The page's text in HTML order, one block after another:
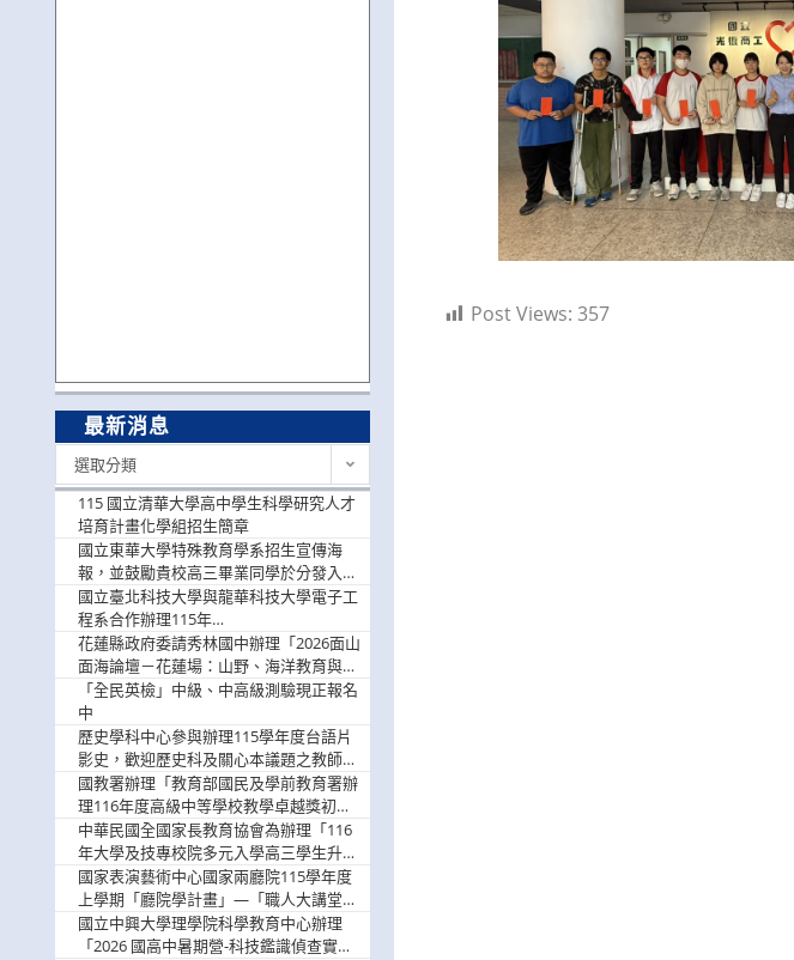
Post Views: 357
最新消息
選取分類
115 國立清華大學高中學生科學研究人才
培育計畫化學組招生簡章
國立東華大學特殊教育學系招生宣傳海
報，並鼓勵貴校高三畢業同學於分發入學
階段踴躍選填。
國立臺北科技大學與龍華科技大學電子工
程系合作辦理115年
「115.08.10~08.12「AI賦能應用於智慧半
導體研習營」，歡迎學生踴躍報名參加
花蓮縣政府委請秀林國中辦理「2026面山
面海論壇－花蓮場：山野、海洋教育與戶
外安全實務課程」，歡迎踴躍報名參加
「全民英檢」中級、中高級測驗現正報名
中
歷史學科中心參與辦理115學年度台語片
影史，歡迎歷史科及關心本議題之教師踴
躍報名參加
國教署辦理「教育部國民及學前教育署辦
理116年度高級中等學校教學卓越獎初選
實施計畫」，鼓勵教師踴躍報名
中華民國全國家長教育協會為辦理「116
年大學及技專校院多元入學高三學生升學
輔導家長說明會」
國家表演藝術中心國家兩廳院115學年度
上學期「廳院學計畫」—「職人大講堂」
及「一日體驗課程」，鼓勵踴躍報名參
與。
國立中興大學理學院科學教育中心辦理
「2026 國高中暑期營-科技鑑識偵查實戰